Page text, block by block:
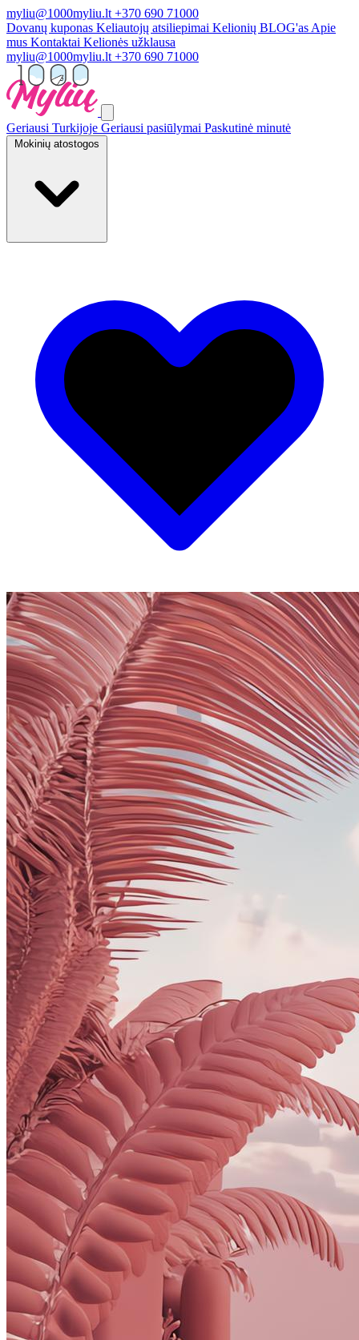
myliu@1000myliu.lt +370 690 71000
Dovanų kuponas Keliautojų atsiliepimai Kelionių BLOG'as Apie
mus Kontaktai Kelionės užklausa
myliu@1000myliu.lt +370 690 71000
Geriausi Turkijoje Geriausi pasiūlymai Paskutinė minutė
Mokinių atostogos